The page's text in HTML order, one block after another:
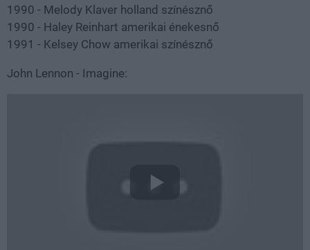
1990 - Melody Klaver holland színésznő
1990 - Haley Reinhart amerikai énekesnő
1991 - Kelsey Chow amerikai színésznő
John Lennon - Imagine: